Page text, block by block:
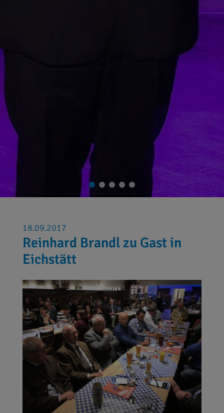
18.09.2017
Reinhard Brandl zu Gast in
Eichstätt